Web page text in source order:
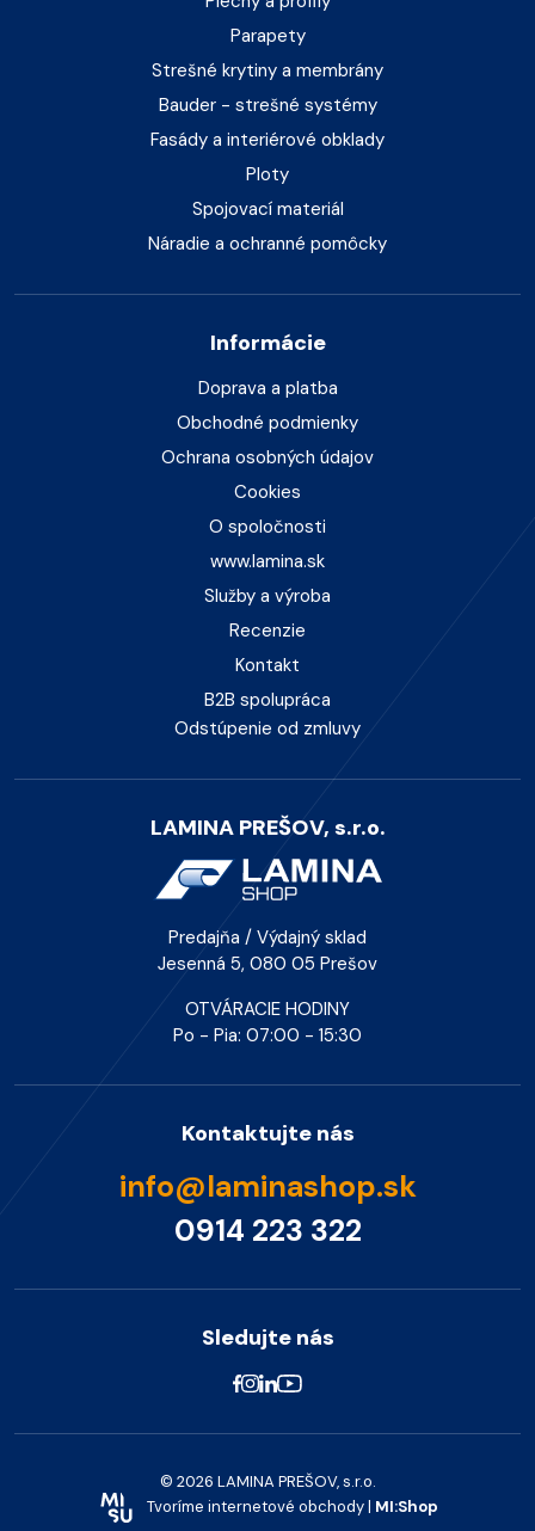
Parapety
Strešné krytiny a membrány
Bauder - strešné systémy
Fasády a interiérové obklady
Ploty
Spojovací materiál
Náradie a ochranné pomôcky
Informácie
Doprava a platba
Obchodné podmienky
Ochrana osobných údajov
Cookies
O spoločnosti
www.lamina.sk
Služby a výroba
Recenzie
Kontakt
B2B spolupráca
Odstúpenie od zmluvy
LAMINA PREŠOV, s.r.o.
Predajňa / Výdajný sklad
Jesenná 5, 080 05 Prešov
OTVÁRACIE HODINY
Po - Pia: 07:00 - 15:30
Kontaktujte nás
info@laminashop.sk
0914 223 322
Sledujte nás
© 2026 LAMINA PREŠOV, s.r.o.
Tvoríme internetové obchody | MI:Shop